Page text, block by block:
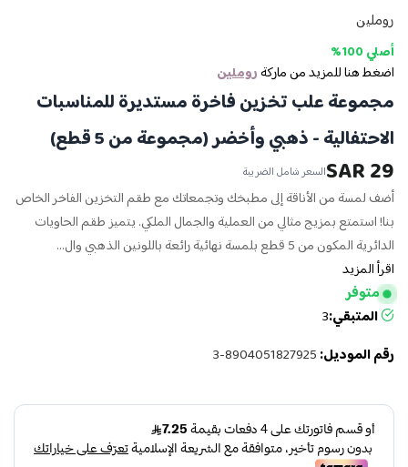
روملين
أصلي 100%
اضغط هنا للمزيد من ماركةروملين
مجموعة علب تخزين فاخرة مستديرة للمناسبات
الاحتفالية - ذهبي وأخضر (مجموعة من 5 قطع)
29 SAR السعر شامل الضريبة
أضف لمسة من الأناقة إلى مطبخك وتجمعاتك مع طقم التخزين الفاخر الخاص
بنا! استمتع بمزيج مثالي من العملية والجمال الملكي. يتميز طقم الحاويات
الدائرية المكون من 5 قطع بلمسة نهائية رائعة باللونين الذهبي وال...
اقرأ المزيد
متوفر
المتبقي:3
رقم الموديل: 8904051827925-3